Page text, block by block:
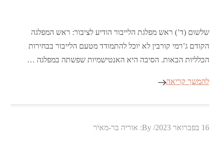
שלשום (ד’) ראש מפלגת הלייבור הודיע לציבור: ראש המפלגה
הקודם ג’רמי קורבין לא יוכל להתמודד מטעם הלייבור בבחירות
הכלליות הבאות. הסיבה היא האנטישמיות שפשתה במפלגה …
להמשך קריאה
Posted
16 בפברואר 2023 By: אוריה בר-מאיר